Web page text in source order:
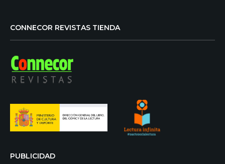
CONNECOR REVISTAS TIENDA
PUBLICIDAD